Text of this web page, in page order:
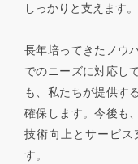
しっかりと支えます。
長年培ってきたノウ
でのニーズに対応し
も、私たちが提供す
確保します。今後も
技術向上とサービス
す。